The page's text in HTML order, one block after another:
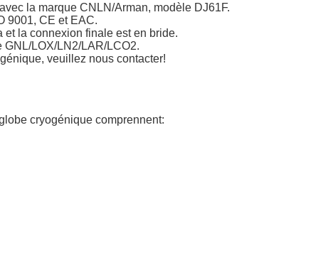
la marque CNLN/Arman, modèle DJ61F.
9001, CE et EAC.
la connexion finale est en bride.
GNL/LOX/LN2/LAR/LCO2.
veuillez nous contacter!
cryogénique comprennent: